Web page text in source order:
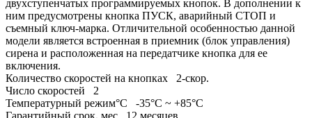
двухступенчатых программируемых кнопок. В дополнении к
ним предусмотрены кнопка ПУСК, аварийный СТОП и
съемный ключ-марка. Отличительной особенностью данной
модели является встроенная в приемник (блок управления)
сирена и расположенная на передатчике кнопка для ее
включения.
Количество скоростей на кнопках
2-скор.
Число скоростей
2
Температурный режим°С
-35°С ~ +85°С
Гарантийный срок, мес
12 месяцев